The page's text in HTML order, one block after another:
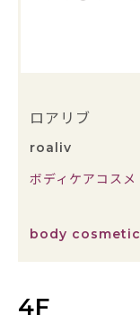
ロアリブ
roaliv
ボディケアコスメ
body cosmetic
4F